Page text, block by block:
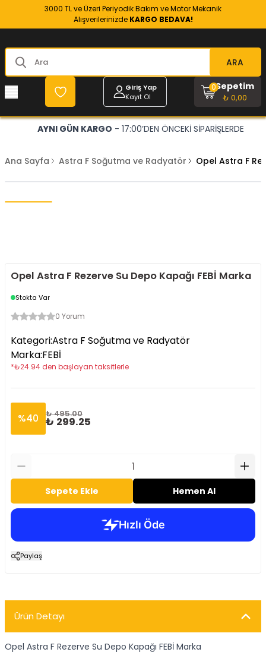
3000 TL ve Üzeri Periyodik Bakım ve Motor Mekanik
Alışverilerinizde KARGO BEDAVA!
ARA
Giriş Yap
Kayıt Ol
Sepetim
₺ 0,00
0
AYNI GÜN KARGO - 17:00’DEN ÖNCEKİ SİPARİŞLERDE
Ana Sayfa Astra F Soğutma ve Radyatör Opel Astra F
Opel Astra F Rezerve Su Depo Kapağı FEBİ Marka
Stokta Var
0 Yorum
Kategori:Astra F Soğutma ve Radyatör
Marka:FEBİ
*₺24.94 den başlayan taksitlerle
%40 ₺ 495.00
₺ 299.25
Sepete Ekle Hemen Al
Paylaş
Ürün Detayı
Opel Astra F Rezerve Su Depo Kapağı FEBİ Marka